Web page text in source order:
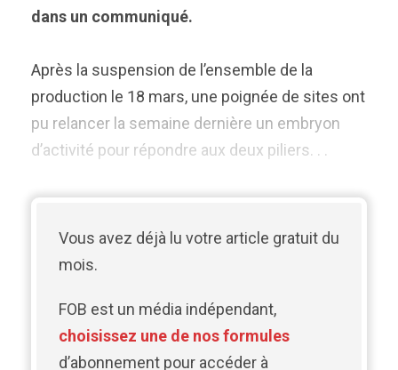
dans un communiqué.
Après la suspension de l’ensemble de la
production le 18 mars, une poignée de sites ont
pu relancer la semaine dernière un embryon
d’activité pour répondre aux deux piliers. . .
Vous avez déjà lu votre article gratuit du
mois.
FOB est un média indépendant,
choisissez une de nos formules
d’abonnement pour accéder à